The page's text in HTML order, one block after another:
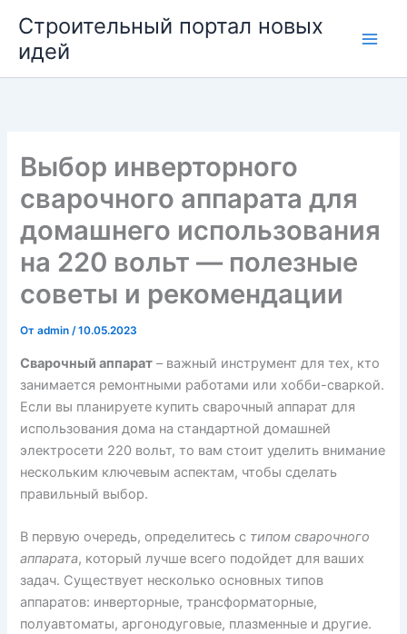
содержимому
Строительный портал новых
идей
Выбор инверторного
сварочного аппарата для
домашнего использования
на 220 вольт — полезные
советы и рекомендации
Отadmin/10.05.2023
Сварочный аппарат – важный инструмент для тех, кто
занимается ремонтными работами или хобби-сваркой.
Если вы планируете купить сварочный аппарат для
использования дома на стандартной домашней
электросети 220 вольт, то вам стоит уделить внимание
нескольким ключевым аспектам, чтобы сделать
правильный выбор.
В первую очередь, определитесь с типом сварочного
аппарата, который лучше всего подойдет для ваших
задач. Существует несколько основных типов
аппаратов: инверторные, трансформаторные,
полуавтоматы, аргонодуговые, плазменные и другие.